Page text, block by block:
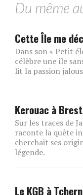
Du même
Cette Île me
Dans son « Petit
célèbre une île
lit la passion
Kerouac à
Sur les traces de
raconte la quête
cherchait ses
légende.
Le KGB à